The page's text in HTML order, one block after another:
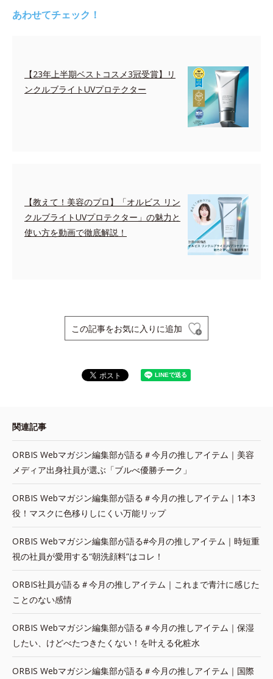
あわせてチェック！
【23年上半期ベストコスメ3冠受賞】リ
ンクルブライトUVプロテクター
【教えて！美容のプロ】「オルビス リン
クルブライトUVプロテクター」の魅力と
使い方を動画で徹底解説！
この記事をお気に入りに追加
関連記事
ORBIS Webマガジン編集部が語る＃今月の推しアイテム｜美容
メディア出身社員が選ぶ「ブルべ優勝チーク」
ORBIS Webマガジン編集部が語る＃今月の推しアイテム｜1本3
役！マスクに色移りしにくい万能リップ
ORBIS Webマガジン編集部が語る#今月の推しアイテム｜時短重
視の社員が愛用する“朝洗顔料”はコレ！
ORBIS社員が語る＃今月の推しアイテム｜これまで青汁に感じた
ことのない感情
ORBIS Webマガジン編集部が語る＃今月の推しアイテム｜保湿
したい、けどべたつきたくない！を叶える化粧水
ORBIS Webマガジン編集部が語る＃今月の推しアイテム｜国際